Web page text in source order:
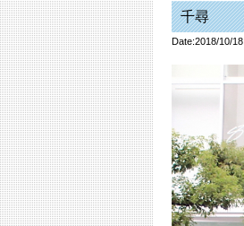
千尋
Date:2018/10/18